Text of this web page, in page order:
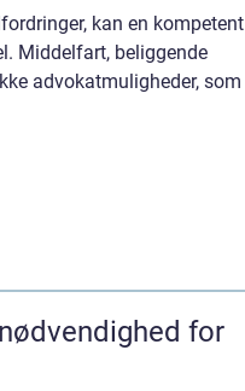
kan en kompetent
Middelfart, beliggende
advokatmuligheder, som
for